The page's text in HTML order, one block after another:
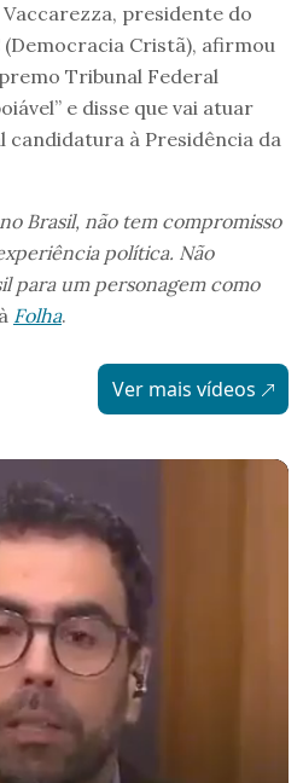
presidente do
Cristã), afirmou
Tribunal Federal
e disse que vai atuar
candidatura à Presidência da
no Brasil, não tem compromisso
política. Não
para um personagem como
Folha.
Ver mais vídeos